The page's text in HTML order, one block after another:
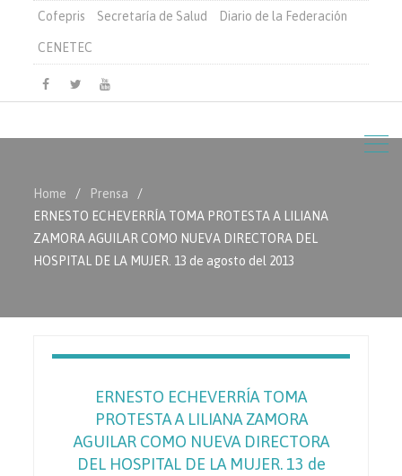
Cofepris Secretaría de Salud Diario de la Federación
CENETEC
Facebook
TwitterYoutube
Home
Prensa
ERNESTO ECHEVERRÍA TOMA PROTESTA A LILIANA
ZAMORA AGUILAR COMO NUEVA DIRECTORA DEL
HOSPITAL DE LA MUJER. 13 de agosto del 2013
ERNESTO ECHEVERRÍA TOMA
PROTESTA A LILIANA ZAMORA
AGUILAR COMO NUEVA DIRECTORA
DEL HOSPITAL DE LA MUJER. 13 de